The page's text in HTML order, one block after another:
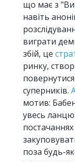
що має з
навіть
виграти
збій, це
ринку,
суперників.
мотив:
увесь
поза будь-